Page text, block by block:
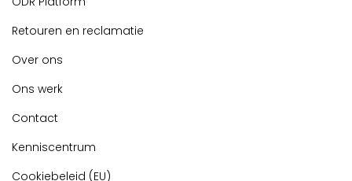
Retouren en reclamatie
Over ons
Ons werk
Contact
Kenniscentrum
Cookiebeleid (EU)